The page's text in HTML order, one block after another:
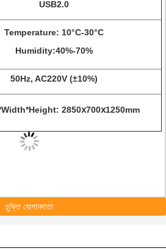
USB2.0
Temperature: 10°C-30°C
Humidity:40%-70%
50Hz, AC220V (±10%)
2850ⅹ700ⅹ1250mm
চুক্তি যোগানদাতা